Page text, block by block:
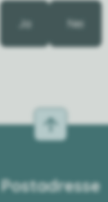
Ja Nei
Postadresse